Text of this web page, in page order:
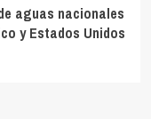
aguas nacionales
y Estados Unidos